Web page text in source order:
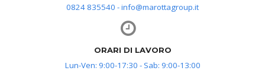
0824 835540 - info@marottagroup.it
ORARI DI LAVORO
Lun-Ven: 9:00-17:30 - Sab: 9:00-13:00